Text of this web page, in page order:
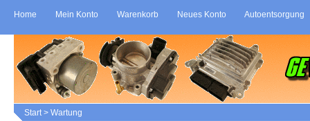
Home Mein Konto Warenkorb Neues Konto Autoentsorgung
Start> Wartung